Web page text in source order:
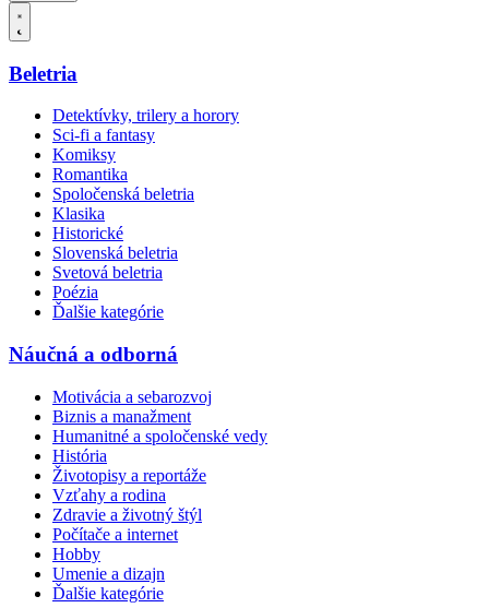
Beletria
Detektívky, trilery a horory
Sci-fi a fantasy
Komiksy
Romantika
Spoločenská beletria
Klasika
Historické
Slovenská beletria
Svetová beletria
Poézia
Ďalšie kategórie
Náučná a odborná
Motivácia a sebarozvoj
Biznis a manažment
Humanitné a spoločenské vedy
História
Životopisy a reportáže
Vzťahy a rodina
Zdravie a životný štýl
Počítače a internet
Hobby
Umenie a dizajn
Ďalšie kategórie